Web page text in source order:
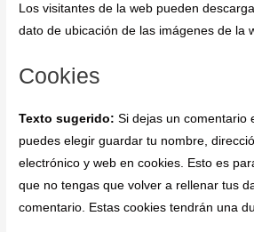
Los visitantes de la web pueden
dato de ubicación de las imágenes de la
Cookies
Texto sugerido:Si dejas un comentario
puedes elegir guardar tu nombre,
electrónico y web en cookies. Esto es
que no tengas que volver a rellenar tus
comentario. Estas cookies tendrán una